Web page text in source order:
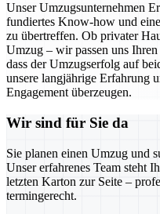
Unser Umzugsunternehmen
fundiertes Know-how und
zu übertreffen. Ob privater
Umzug – wir passen uns
dass der Umzugserfolg auf
unsere langjährige Erfahrung
Engagement überzeugen.
Wir sind für Sie da
Sie planen einen Umzug und
Unser erfahrenes Team steht
letzten Karton zur Seite –
termingerecht.